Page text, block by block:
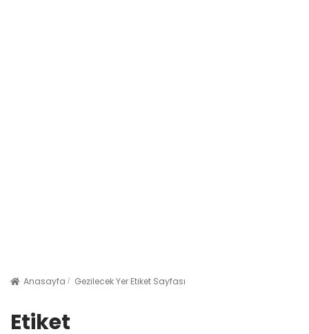
Anasayfa Gezilecek Yer Etiket Sayfası
Etiket